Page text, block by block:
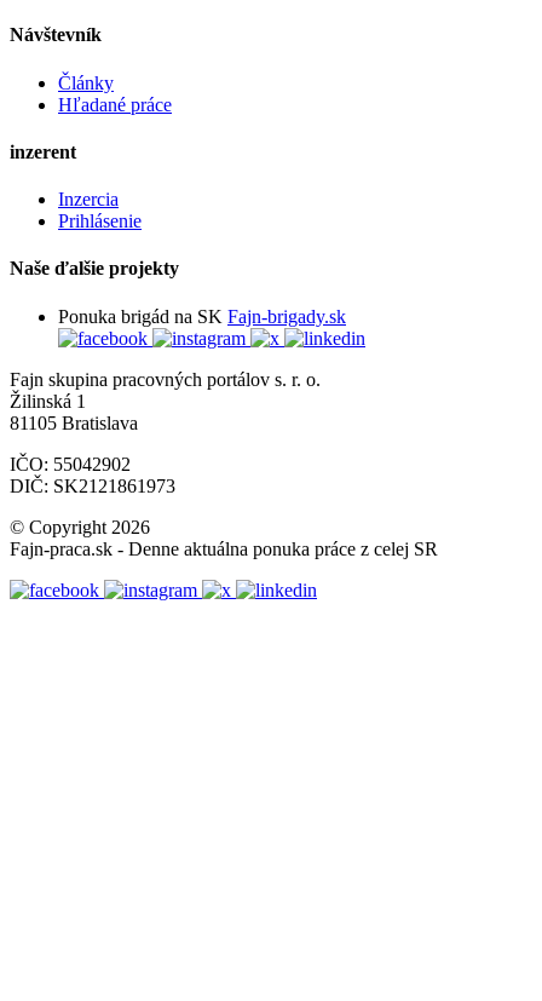
Návštevník
Články
Hľadané práce
inzerent
Inzercia
Prihlásenie
Naše ďalšie projekty
Ponuka brigád na SK Fajn-brigady.sk
Fajn skupina pracovných portálov s. r. o.
Žilinská 1
81105 Bratislava
IČO: 55042902
DIČ: SK2121861973
© Copyright 2026
Fajn-praca.sk - Denne aktuálna ponuka práce z celej SR